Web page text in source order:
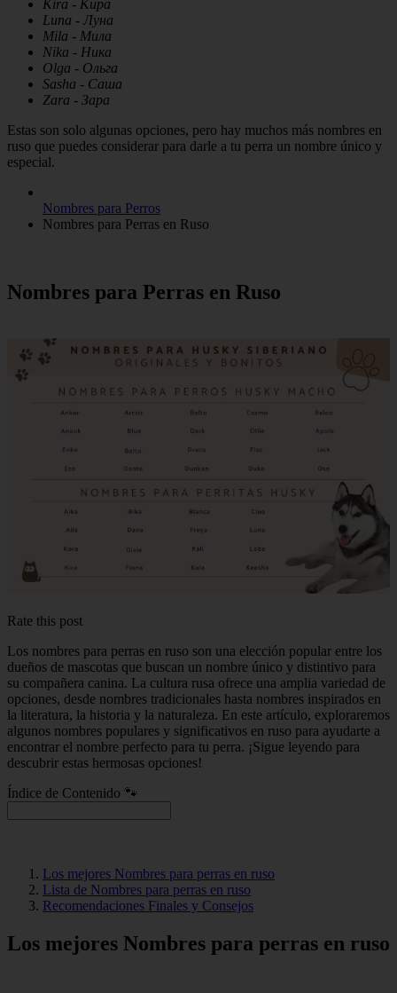
Kira - Кира
Luna - Луна
Mila - Мила
Nika - Ника
Olga - Ольга
Sasha - Саша
Zara - Зара
Estas son solo algunas opciones, pero hay muchos más nombres en
ruso que puedes considerar para darle a tu perra un nombre único y
especial.
Nombres para Perros
Nombres para Perras en Ruso
Nombres para Perras en Ruso
Rate this post
Los nombres para perras en ruso son una elección popular entre los
dueños de mascotas que buscan un nombre único y distintivo para
su compañera canina. La cultura rusa ofrece una amplia variedad de
opciones, desde nombres tradicionales hasta nombres inspirados en
la literatura, la historia y la naturaleza. En este artículo, exploraremos
algunos nombres populares y significativos en ruso para ayudarte a
encontrar el nombre perfecto para tu perra. ¡Sigue leyendo para
descubrir estas hermosas opciones!
Índice de Contenido 🐾
Los mejores Nombres para perras en ruso
Lista de Nombres para perras en ruso
Recomendaciones Finales y Consejos
Los mejores Nombres para perras en ruso